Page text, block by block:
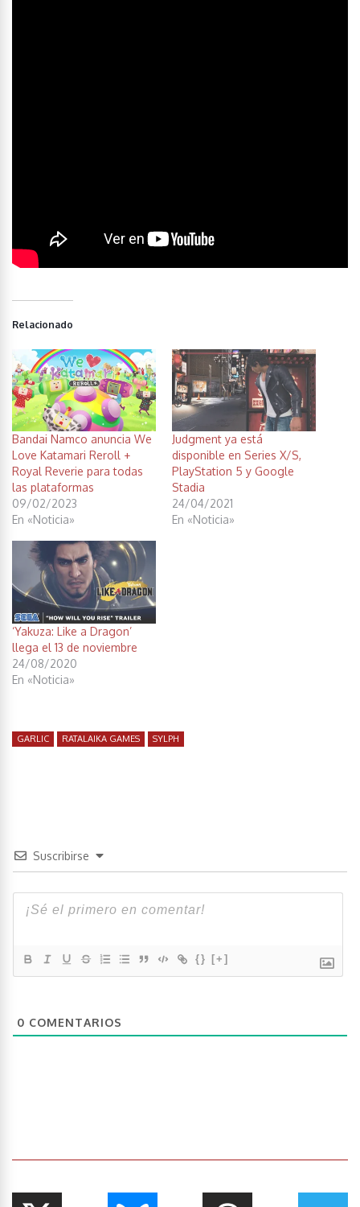
Relacionado
Bandai Namco anuncia We
Love Katamari Reroll +
Royal Reverie para todas
las plataformas
09/02/2023
En «Noticia»
Judgment ya está
disponible en Series X/S,
PlayStation 5 y Google
Stadia
24/04/2021
En «Noticia»
‘Yakuza: Like a Dragon’
llega el 13 de noviembre
24/08/2020
En «Noticia»
GARLIC RATALAIKA GAMES SYLPH
Suscribirse
{} [+]
0 COMENTARIOS